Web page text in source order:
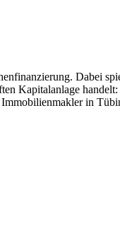
Dabei
Kapitalanlage
in